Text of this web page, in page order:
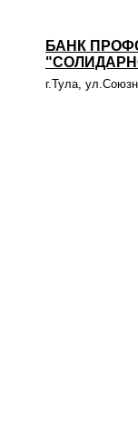
БАНК
г.Тула,